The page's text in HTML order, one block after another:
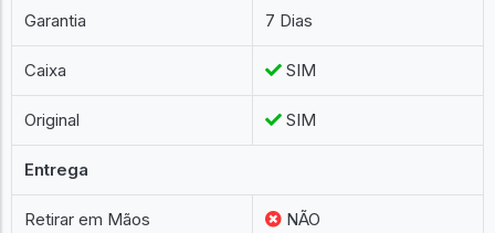
Garantia 7 Dias
Caixa SIM
Original SIM
Entrega
Retirar em Mãos NÃO